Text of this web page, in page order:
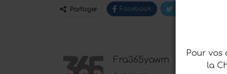
Partager Facebook
Fra365yawm 1194 Posts
Pour vos
la